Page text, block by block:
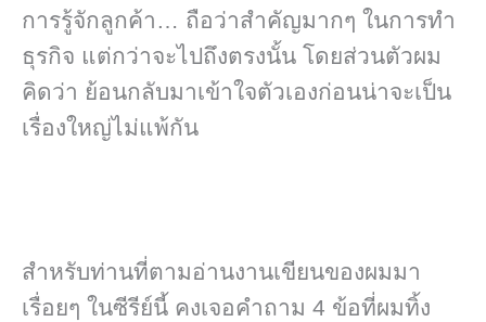
การรู้จักลูกค้า… ถือว่าสำคัญมากๆ ในการทำ
ธุรกิจ แต่กว่าจะไปถึงตรงนั้น โดยส่วนตัวผม
คิดว่า ย้อนกลับมาเข้าใจตัวเองก่อนน่าจะเป็น
เรื่องใหญ่ไม่แพ้กัน
สำหรับท่านที่ตามอ่านงานเขียนของผมมา
เรื่อยๆ ในซีรีย์นี้ คงเจอคำถาม 4 ข้อที่ผมทิ้ง